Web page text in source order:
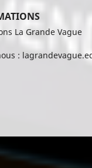
La Grande Vague
: